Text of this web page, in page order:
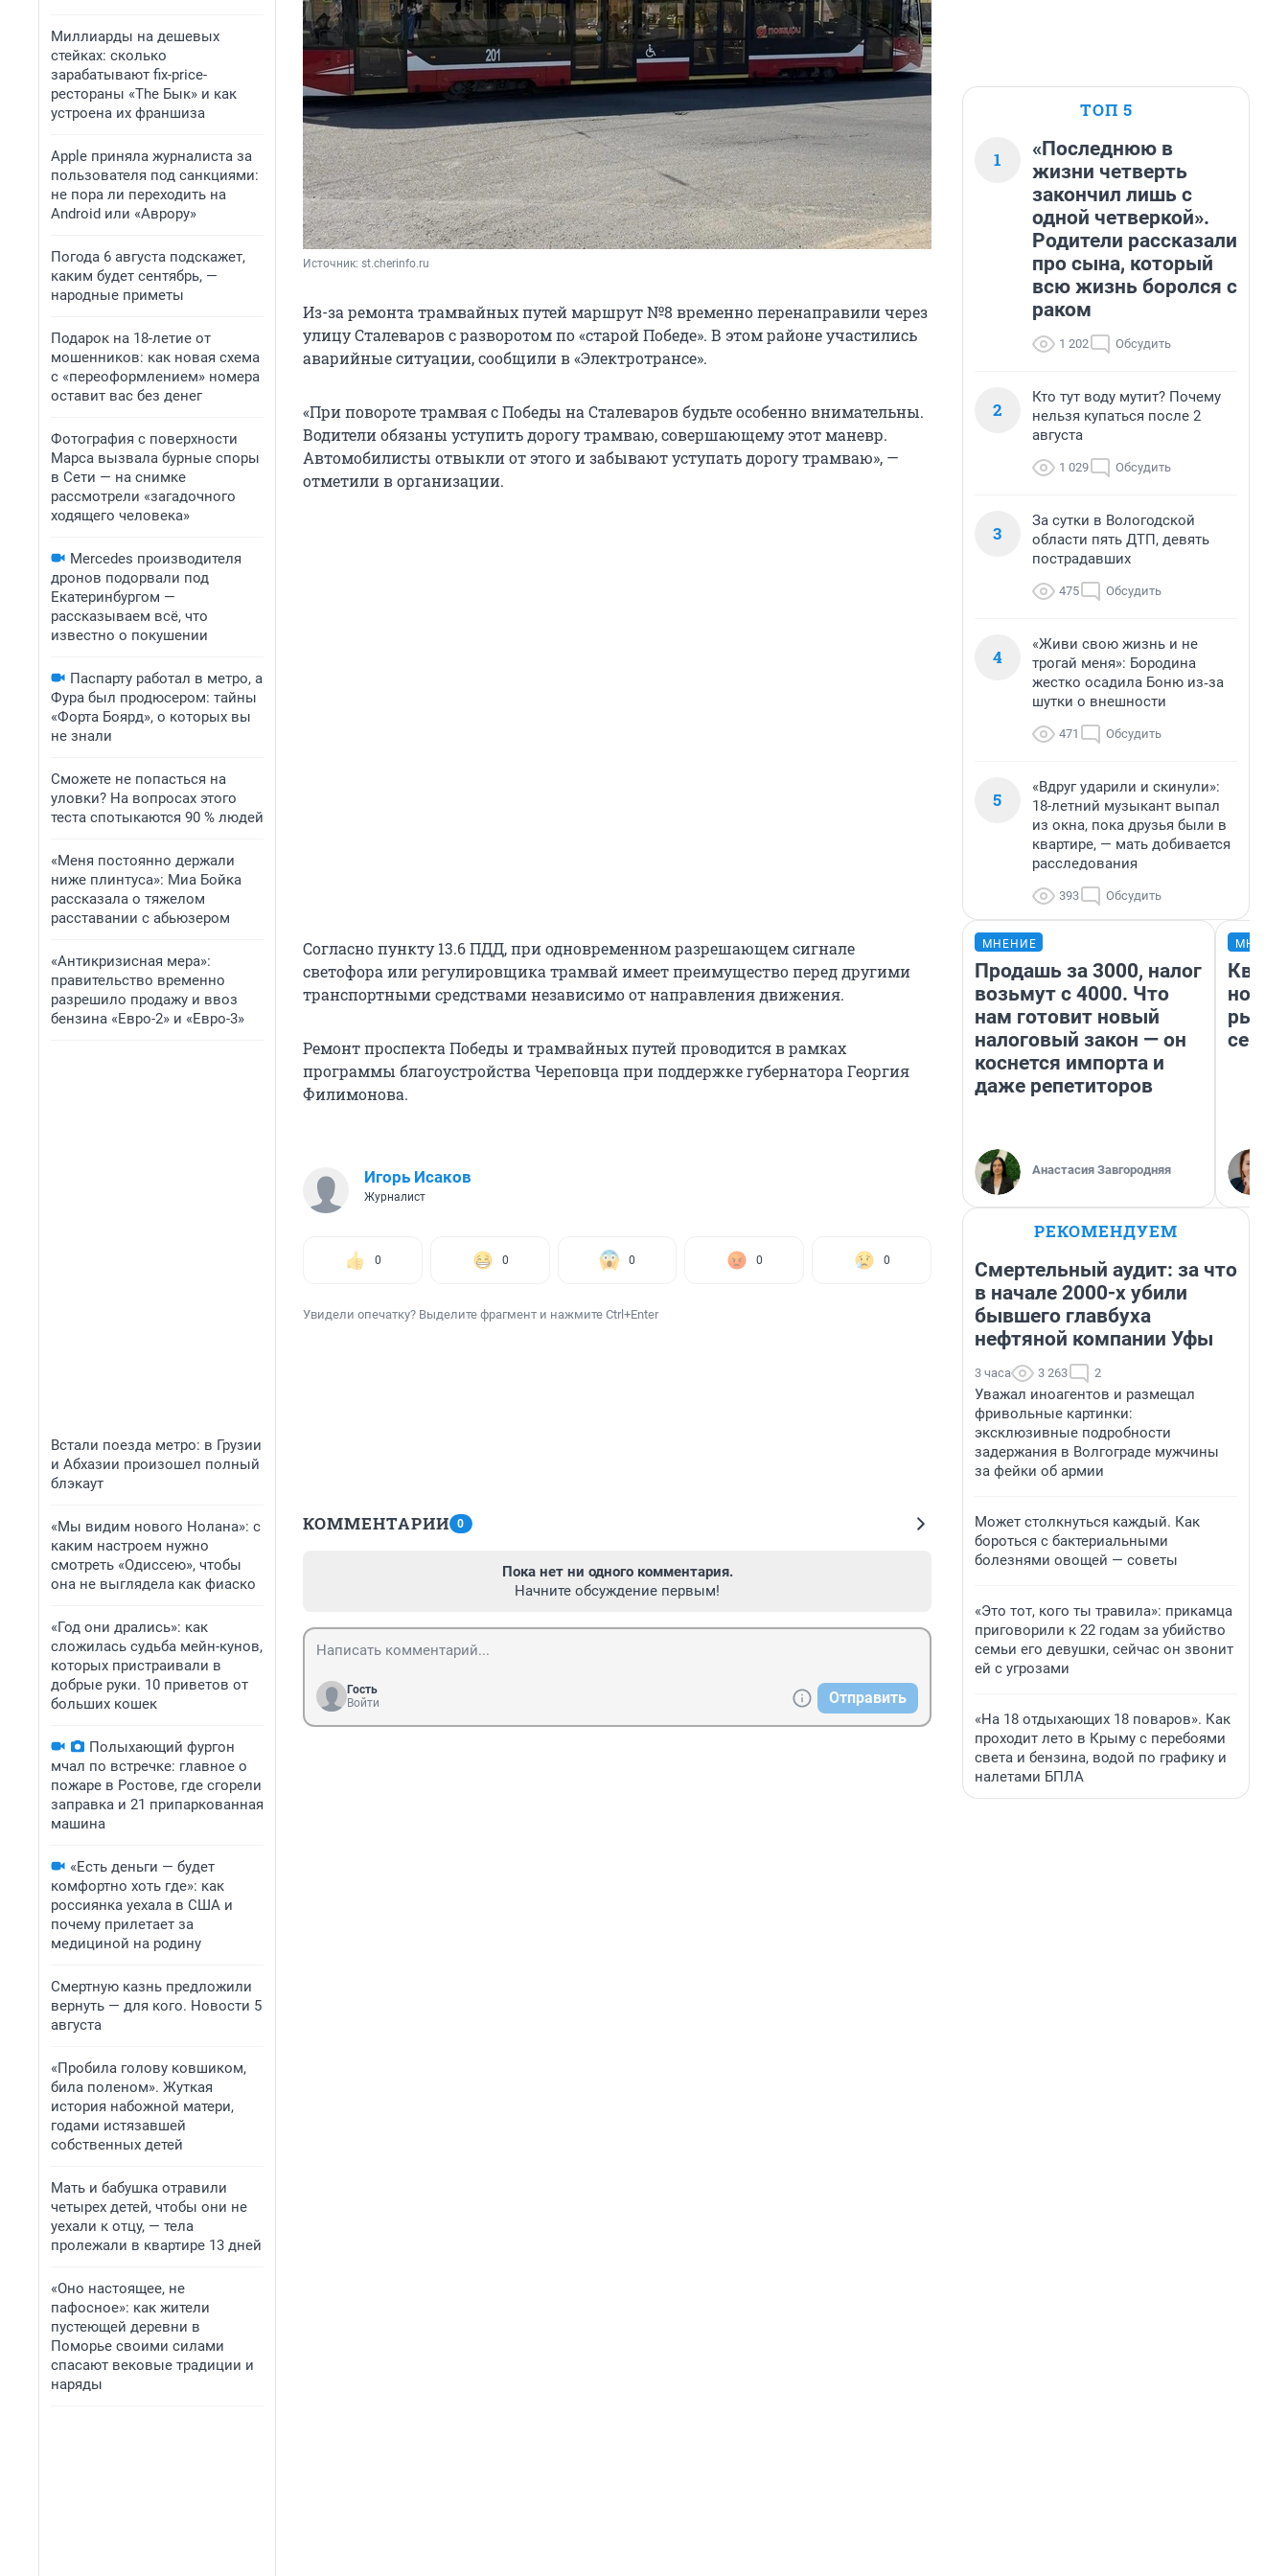
Миллиарды на дешевых
стейках: сколько
зарабатывают fix-price-
рестораны «The Бык» и как
устроена их франшиза
Apple приняла журналиста за
пользователя под санкциями:
не пора ли переходить на
Android или «Аврору»
Погода 6 августа подскажет,
каким будет сентябрь, —
народные приметы
Подарок на 18-летие от
мошенников: как новая схема
с «переоформлением» номера
оставит вас без денег
Фотография с поверхности
Марса вызвала бурные споры
в Сети — на снимке
рассмотрели «загадочного
ходящего человека»
Mercedes производителя
дронов подорвали под
Екатеринбургом —
рассказываем всё, что
известно о покушении
Паспарту работал в метро, а
Фура был продюсером: тайны
«Форта Боярд», о которых вы
не знали
Сможете не попасться на
уловки? На вопросах этого
теста спотыкаются 90 % людей
«Меня постоянно держали
ниже плинтуса»: Миа Бойка
рассказала о тяжелом
расставании с абьюзером
«Антикризисная мера»:
правительство временно
разрешило продажу и ввоз
бензина «Евро-2» и «Евро-3»
Встали поезда метро: в Грузии
и Абхазии произошел полный
блэкаут
«Мы видим нового Нолана»: с
каким настроем нужно
смотреть «Одиссею», чтобы
она не выглядела как фиаско
«Год они дрались»: как
сложилась судьба мейн-кунов,
которых пристраивали в
добрые руки. 10 приветов от
больших кошек
Полыхающий фургон
мчал по встречке: главное о
пожаре в Ростове, где сгорели
заправка и 21 припаркованная
машина
«Есть деньги — будет
комфортно хоть где»: как
россиянка уехала в США и
почему прилетает за
медициной на родину
Смертную казнь предложили
вернуть — для кого. Новости 5
августа
«Пробила голову ковшиком,
била поленом». Жуткая
история набожной матери,
годами истязавшей
собственных детей
Мать и бабушка отравили
четырех детей, чтобы они не
уехали к отцу, — тела
пролежали в квартире 13 дней
«Оно настоящее, не
пафосное»: как жители
пустеющей деревни в
Поморье своими силами
спасают вековые традиции и
наряды
Источник: st.cherinfo.ru
Из-за ремонта трамвайных путей маршрут №8 временно перенаправили через
улицу Сталеваров с разворотом по «старой Победе». В этом районе участились
аварийные ситуации, сообщили в «Электротрансе».
«При повороте трамвая с Победы на Сталеваров будьте особенно внимательны.
Водители обязаны уступить дорогу трамваю, совершающему этот маневр.
Автомобилисты отвыкли от этого и забывают уступать дорогу трамваю», —
отметили в организации.
Согласно пункту 13.6 ПДД, при одновременном разрешающем сигнале
светофора или регулировщика трамвай имеет преимущество перед другими
транспортными средствами независимо от направления движения.
Ремонт проспекта Победы и трамвайных путей проводится в рамках
программы благоустройства Череповца при поддержке губернатора Георгия
Филимонова.
Игорь Исаков
Журналист
0 0 0 0 0
Увидели опечатку? Выделите фрагмент и нажмите Ctrl+Enter
КОММЕНТАРИИ 0
Пока нет ни одного комментария.
Начните обсуждение первым!
Гость
Войти
Отправить
ТОП 5
1
«Последнюю в
жизни четверть
закончил лишь с
одной четверкой».
Родители рассказали
про сына, который
всю жизнь боролся с
раком
1 202 Обсудить
2
Кто тут воду мутит? Почему
нельзя купаться после 2
августа
1 029 Обсудить
3
За сутки в Вологодской
области пять ДТП, девять
пострадавших
475 Обсудить
4
«Живи свою жизнь и не
трогай меня»: Бородина
жестко осадила Боню из‑за
шутки о внешности
471 Обсудить
5
«Вдруг ударили и скинули»:
18-летний музыкант выпал
из окна, пока друзья были в
квартире, — мать добивается
расследования
393 Обсудить
МНЕНИЕ
Продашь за 3000, налог
возьмут с 4000. Что
нам готовит новый
налоговый закон — он
коснется импорта и
даже репетиторов
Анастасия Завгородняя
но
РЕКОМЕНДУЕМ
Смертельный аудит: за что
в начале 2000-х убили
бывшего главбуха
нефтяной компании Уфы
3 часа 3 263 2
Уважал иноагентов и размещал
фривольные картинки:
эксклюзивные подробности
задержания в Волгограде мужчины
за фейки об армии
Может столкнуться каждый. Как
бороться с бактериальными
болезнями овощей — советы
«Это тот, кого ты травила»: прикамца
приговорили к 22 годам за убийство
семьи его девушки, сейчас он звонит
ей с угрозами
«На 18 отдыхающих 18 поваров». Как
проходит лето в Крыму с перебоями
света и бензина, водой по графику и
налетами БПЛА